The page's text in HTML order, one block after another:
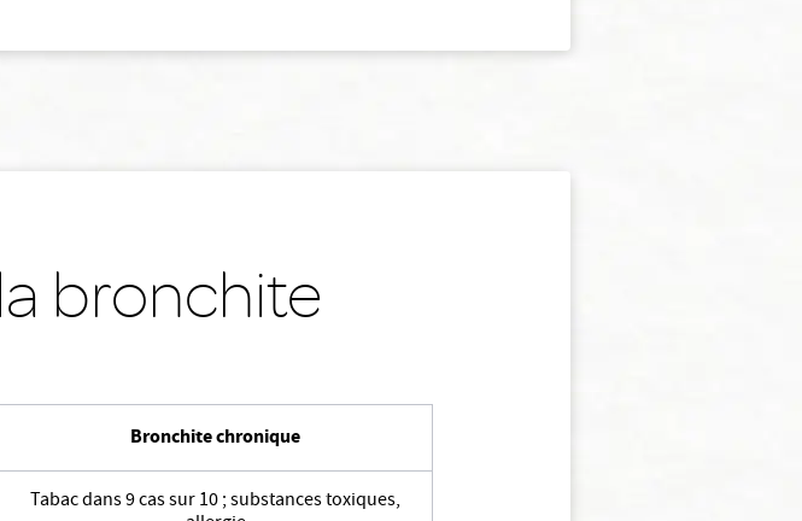
bronchite
Bronchite chronique
Tabac dans 9 cas sur 10 ; substances toxiques,